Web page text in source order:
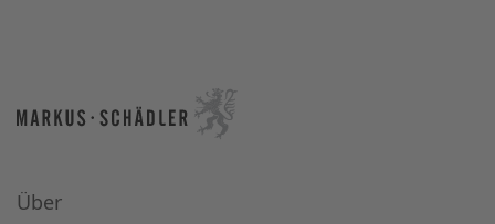
Über